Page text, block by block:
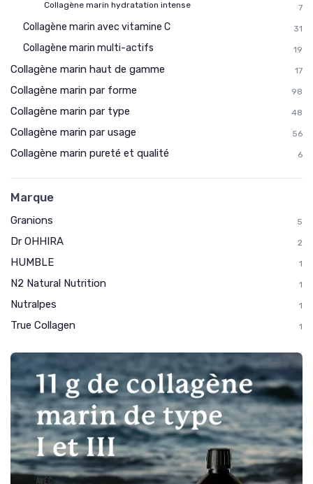
Collagène marin hydratation intense
7
Collagène marin avec vitamine C 31
Collagène marin multi-actifs 19
Collagène marin haut de gamme 17
Collagène marin par forme 98
Collagène marin par type 48
Collagène marin par usage 56
Collagène marin pureté et qualité 6
Marque
Granions 5
Dr OHHIRA 2
HUMBLE 1
N2 Natural Nutrition 1
Nutralpes 1
True Collagen 1